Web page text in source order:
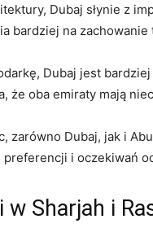
Dubaj słynie z⁢
bardziej na
Dubaj ⁣jest
że oba emiraty mają
zarówno Dubaj, jak i⁢
i​ oczekiwań
w Sharjah‍ i